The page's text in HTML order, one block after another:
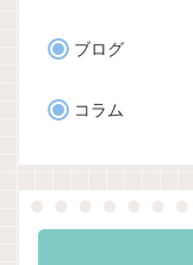
ブログ
コラム